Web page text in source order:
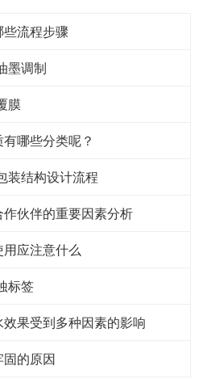
流程步骤
墨调制
膜
哪些分类呢？
装结构设计流程
伙伴的重要因素分析
应注意什么
标签
果受到多种因素的影响
的原因